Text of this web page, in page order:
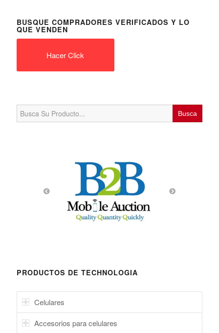
BUSQUE COMPRADORES VERIFICADOS Y LO
QUE VENDEN
Hacer Click
Search
for:
PRODUCTOS DE TECHNOLOGIA
Celulares
Accesorios para celulares